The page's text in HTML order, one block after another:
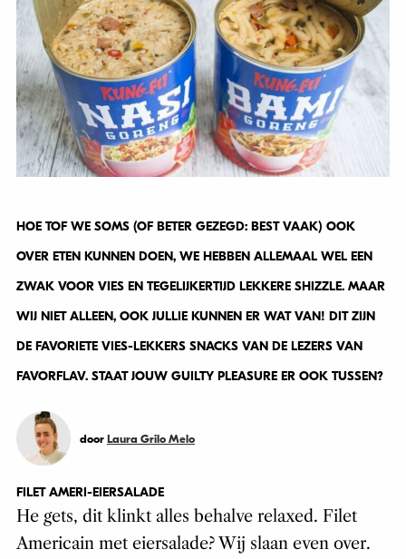
HOE TOF WE SOMS (OF BETER GEZEGD: BEST VAAK) OOK
OVER ETEN KUNNEN DOEN, WE HEBBEN ALLEMAAL WEL EEN
ZWAK VOOR VIES EN TEGELIJKERTIJD LEKKERE SHIZZLE. MAAR
WIJ NIET ALLEEN, OOK JULLIE KUNNEN ER WAT VAN! DIT ZIJN
DE FAVORIETE VIES-LEKKERS SNACKS VAN DE LEZERS VAN
FAVORFLAV. STAAT JOUW GUILTY PLEASURE ER OOK TUSSEN?
door Laura Grilo Melo
FILET AMERI-EIERSALADE
He gets, dit klinkt alles behalve relaxed. Filet
Americain met eiersalade? Wij slaan even over.